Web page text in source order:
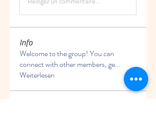
Info
Welcome to the group! You can
connect with other members, ge...
Weiterlesen